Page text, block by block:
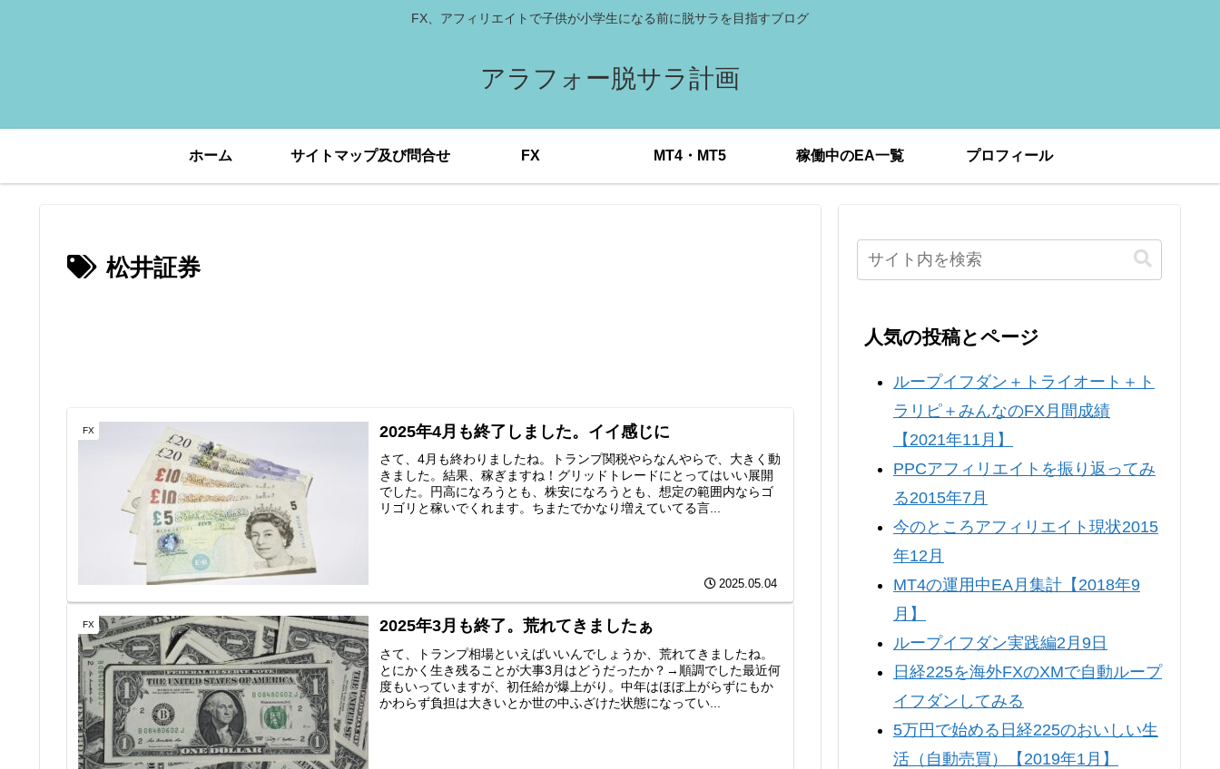
FX、アフィリエイトで子供が小学生になる前に脱サラを目指すブログ
アラフォー脱サラ計画
ホーム サイトマップ及び問合せ FX MT4・MT5 稼働中のEA一覧 プロフィール
松井証券
FX 2025年4月も終了しました。イイ感じに
さて、4月も終わりましたね。トランプ関税やらなんやらで、大きく動
きました。結果、稼ぎますね！グリッドトレードにとってはいい展開
でした。円高になろうとも、株安になろうとも、想定の範囲内ならゴ
リゴリと稼いでくれます。ちまたでかなり増えていてる言...
2025.05.04
FX 2025年3月も終了。荒れてきましたぁ
さて、トランプ相場といえばいいんでしょうか、荒れてきましたね。
とにかく生き残ることが大事3月はどうだったか？→順調でした最近何
度もいっていますが、初任給が爆上がり。中年はほぼ上がらずにもか
かわらず負担は大きいとか世の中ふざけた状態になってい...
人気の投稿とページ
ループイフダン＋トライオート＋ト
ラリピ＋みんなのFX月間成績
【2021年11月】
PPCアフィリエイトを振り返ってみ
る2015年7月
今のところアフィリエイト現状2015
年12月
MT4の運用中EA月集計【2018年9
月】
ループイフダン実践編2月9日
日経225を海外FXのXMで自動ループ
イフダンしてみる
5万円で始める日経225のおいしい生
活（自動売買）【2019年1月】